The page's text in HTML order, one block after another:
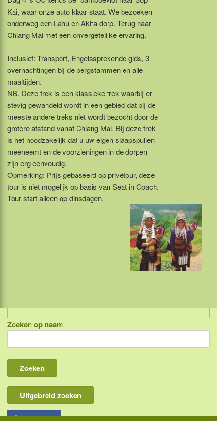
Kai, waar onze auto klaar staat. We bezoeken
onderweg een Lahu en Akha dorp. Terug naar
Chiang Mai met een onvergetelijke ervaring.
Inclusief: Transport, Engelssprekende gids, 3
overnachtingen bij de bergstammen en alle
maaltijden.
NB. Deze trek is een klassieke trek waarbij er
stevig gewandeld wordt in een gebied dat bij de
meeste andere treks niet wordt bezocht door de
grotere afstand vanaf Chiang Mai. Bij deze trek
is het noodzakelijk dat u uw eigen slaapspullen
meeneemt en de voorzieningen in de dorpen
zijn erg eenvoudig.
Opmerking: Prijs gebaseerd op privétour, deze
tour is niet mogelijk op basis van Seat in Coach.
Tour start alleen op dinsdagen.
Indonesië, eilandcombinaties
Bali
Lombok
Flores & Komodo
Overige Sunda eilanden
Zoeken op naam
Uitgebreid zoeken